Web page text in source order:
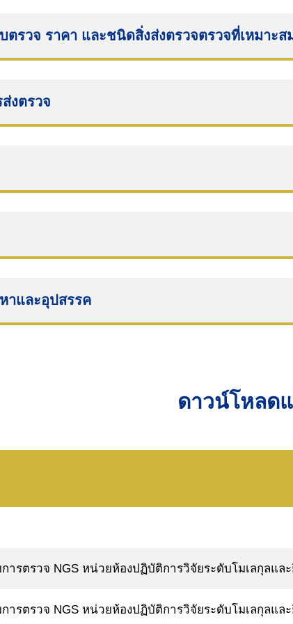
for:
ตรวจ ราคา และชนิดสิ่งส่งตรวจตรวจที่เหมาะส
งตรวจ
าและอุปสรรค
ดาวน์โหลด
ารตรวจ NGS หน่วยห้องปฏิบัติการวิจัยระดับโมเลกุลแ
ารตรวจ NGS หน่วยห้องปฏิบัติการวิจัยระดับโมเลกุลแ